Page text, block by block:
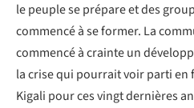
le peuple se prépare et des
commencé à se former. La
commencé à crainte un
la crise qui pourrait voir parti en
Kigali pour ces vingt dernières